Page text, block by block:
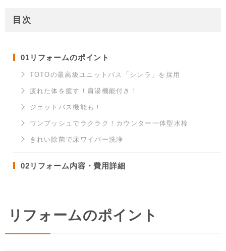
目次
01 リフォームのポイント
TOTOの最高級ユニットバス「シンラ」を採用
疲れた体を癒す！肩湯機能付き！
ジェットバス機能も！
ワンプッシュでラクラク！カウンター一体型水栓
きれい除菌で床ワイパー洗浄
02 リフォーム内容・費用詳細
リフォームのポイント